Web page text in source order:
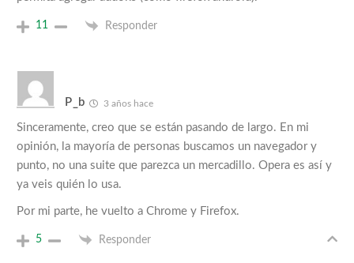
11 Responder
P_b 3 años hace
Sinceramente, creo que se están pasando de largo. En mi
opinión, la mayoría de personas buscamos un navegador y
punto, no una suite que parezca un mercadillo. Opera es así y
ya veis quién lo usa.
Por mi parte, he vuelto a Chrome y Firefox.
5 Responder